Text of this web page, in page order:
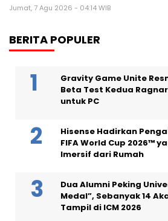
Jumat, 7 Agu 2026 - 04:14 WIB
BERITA POPULER
Gravity Game Unite
Beta Test Kedua
untuk PC
Hisense Hadirkan
FIFA World Cup 2026™
Imersif dari Rumah
Dua Alumni Peking
Medal”, Sebanyak 14
Tampil di ICM 2026